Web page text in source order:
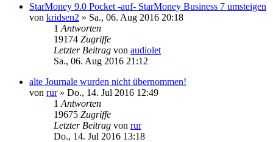
StarMoney 9.0 Pocket -auf- StarMoney Business 7 umsteigen
von kridsen2 » Sa., 06. Aug 2016 20:18
1 Antworten
19174 Zugriffe
Letzter Beitrag von audiolet
Sa., 06. Aug 2016 21:12
alte Journale wurden nicht übernommen!
von rur» Do., 14. Jul 2016 12:49
1 Antworten
19675 Zugriffe
Letzter Beitrag von rur
Do., 14. Jul 2016 13:18